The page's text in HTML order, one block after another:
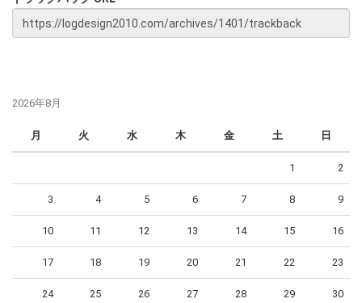
2026年8月
月 火 水 木 金 土 日
1 2
3 4 5 6 7 8 9
10 11 12 13 14 15 16
17 18 19 20 21 22 23
24 25 26 27 28 29 30